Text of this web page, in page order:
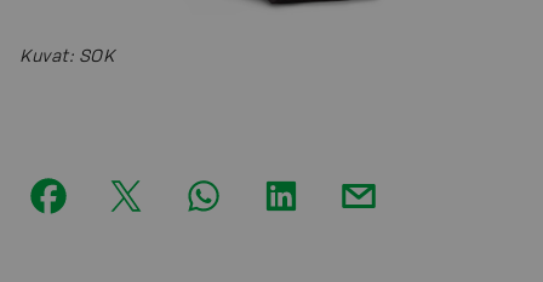
Kuvat: SOK